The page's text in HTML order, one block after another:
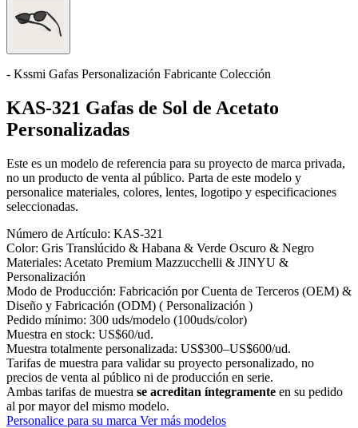
- Kssmi Gafas Personalización Fabricante Colección
KAS-321 Gafas de Sol de Acetato
Personalizadas
Este es un modelo de referencia para su proyecto de marca privada,
no un producto de venta al público. Parta de este modelo y
personalice materiales, colores, lentes, logotipo y especificaciones
seleccionadas.
Número de Artículo: KAS-321
Color: Gris Translúcido & Habana & Verde Oscuro & Negro
Materiales: Acetato Premium Mazzucchelli & JINYU &
Personalización
Modo de Producción: Fabricación por Cuenta de Terceros (OEM) &
Diseño y Fabricación (ODM) ( Personalización )
Pedido mínimo: 300 uds/modelo (100uds/color)
Muestra en stock: US$60/ud.
Muestra totalmente personalizada: US$300–US$600/ud.
Tarifas de muestra para validar su proyecto personalizado, no
precios de venta al público ni de producción en serie.
Ambas tarifas de muestra se acreditan íntegramente en su pedido
al por mayor del mismo modelo.
Personalice para su marca Ver más modelos